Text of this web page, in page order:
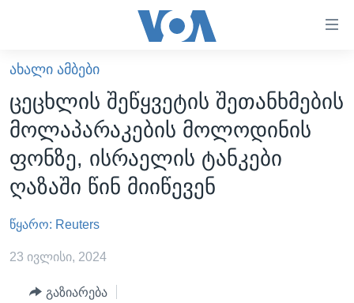
ხელმისაწვდომობისთვის
გადადით
მთავარზე
გადადით
მთავარ
ნავიგაციაზე
გადადით
ძიებაზე
ᲐᲮᲐᲚᲘ ᲐᲛᲑᲔᲑᲘ
ᲡᲐᲥᲐᲠᲗᲕᲔᲚᲝ
ᲐᲨᲨ
ᲐᲨᲨ-ᲘᲡ ᲐᲠᲩᲔᲕᲜᲔᲑᲘ 2024
ᲛᲡᲝᲤᲚᲘᲝ
ᲕᲘᲓᲔᲝᲔᲑᲘ
ᲒᲐᲓᲐᲪᲔᲛᲔᲑᲘ
ᲐᲮᲐᲚᲘ ᲐᲛᲑᲔᲑᲘ
ცეცხლის შეწყვეტის შეთანხმების
მოლაპარაკების მოლოდინის
ფონზე, ისრაელის ტანკები
ღაზაში წინ მიიწევენ
წყარო: Reuters
23 ივლისი, 2024
გაზიარება